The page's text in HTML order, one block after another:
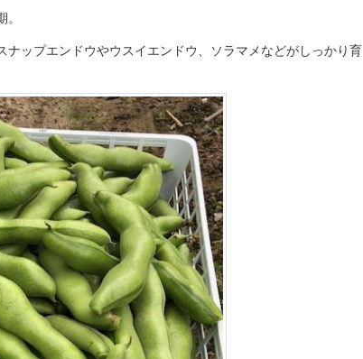
ナップエンドウやウスイエンドウ、ソラマメなどがしっかり育